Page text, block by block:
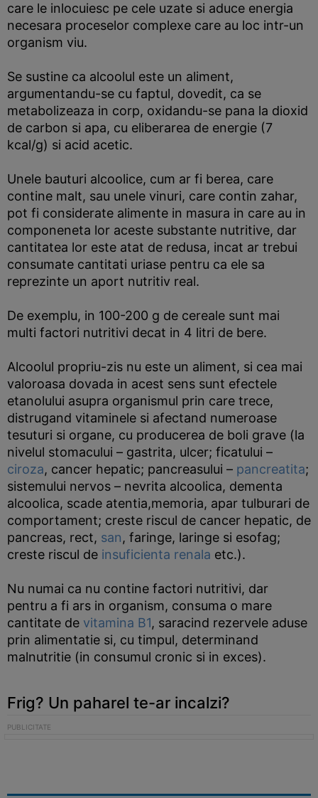
care le inlocuiesc pe cele uzate si aduce energia
necesara proceselor complexe care au loc intr-un
organism viu.
Se sustine ca alcoolul este un aliment,
argumentandu-se cu faptul, dovedit, ca se
metabolizeaza in corp, oxidandu-se pana la dioxid
de carbon si apa, cu eliberarea de energie (7
kcal/g) si acid acetic.
Unele bauturi alcoolice, cum ar fi berea, care
contine malt, sau unele vinuri, care contin zahar,
pot fi considerate alimente in masura in care au in
componeneta lor aceste substante nutritive, dar
cantitatea lor este atat de redusa, incat ar trebui
consumate cantitati uriase pentru ca ele sa
reprezinte un aport nutritiv real.
De exemplu, in 100-200 g de cereale sunt mai
multi factori nutritivi decat in 4 litri de bere.
Alcoolul propriu-zis nu este un aliment, si cea mai
valoroasa dovada in acest sens sunt efectele
etanolului asupra organismul prin care trece,
distrugand vitaminele si afectand numeroase
tesuturi si organe, cu producerea de boli grave (la
nivelul stomacului – gastrita, ulcer; ficatului –
ciroza, cancer hepatic; pancreasului – pancreatita;
sistemului nervos – nevrita alcoolica, dementa
alcoolica, scade atentia,memoria, apar tulburari de
comportament; creste riscul de cancer hepatic, de
pancreas, rect, san, faringe, laringe si esofag;
creste riscul de insuficienta renala etc.).
Nu numai ca nu contine factori nutritivi, dar
pentru a fi ars in organism, consuma o mare
cantitate de vitamina B1, saracind rezervele aduse
prin alimentatie si, cu timpul, determinand
malnutritie (in consumul cronic si in exces).
Frig? Un paharel te-ar incalzi?